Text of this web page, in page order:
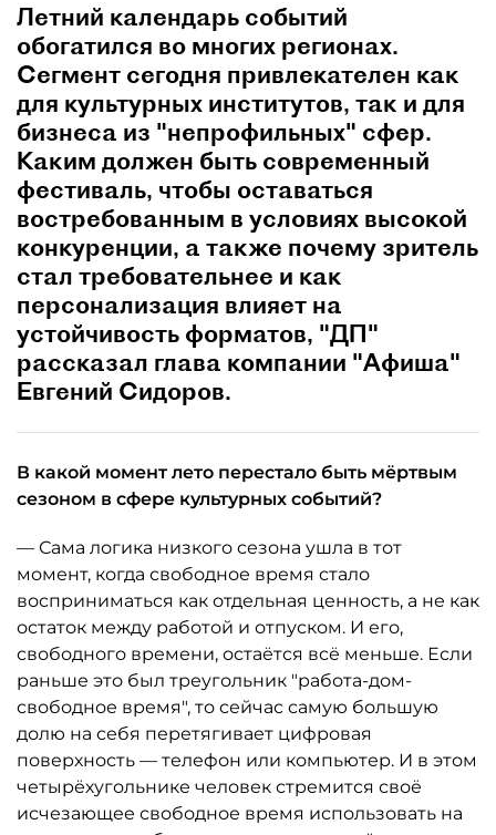
Летний календарь событий
обогатился во многих регионах.
Сегмент сегодня привлекателен как
для культурных институтов, так и для
бизнеса из "непрофильных" сфер.
Каким должен быть современный
фестиваль, чтобы оставаться
востребованным в условиях высокой
конкуренции, а также почему зритель
стал требовательнее и как
персонализация влияет на
устойчивость форматов, "ДП"
рассказал глава компании "Афиша"
Евгений Сидоров.
В какой момент лето перестало быть мёртвым
сезоном в сфере культурных событий?
— Сама логика низкого сезона ушла в тот
момент, когда свободное время стало
восприниматься как отдельная ценность, а не как
остаток между работой и отпуском. И его,
свободного времени, остаётся всё меньше. Если
раньше это был треугольник "работа-дом-
свободное время", то сейчас самую большую
долю на себя перетягивает цифровая
поверхность — телефон или компьютер. И в этом
четырёхугольнике человек стремится своё
исчезающее свободное время использовать на